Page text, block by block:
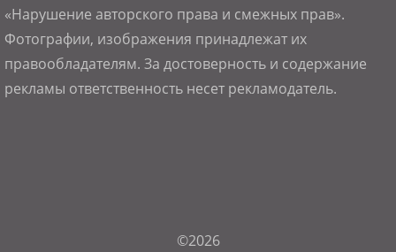
«Нарушение авторского права и смежных прав».
Фотографии, изображения принадлежат их
правообладателям. За достоверность и содержание
рекламы ответственность несет рекламодатель.
©2026